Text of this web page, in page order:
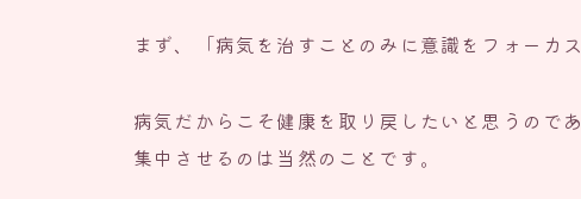
まず、「病気を治すことのみに意識をフォーカ
病気だからこそ健康を取り戻したいと思うので
集中させるのは当然のことです。